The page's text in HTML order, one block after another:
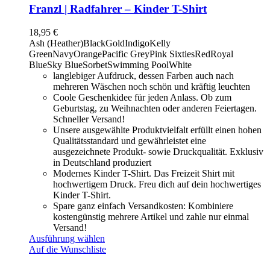
Franzl | Radfahrer – Kinder T-Shirt
18,95 €
Ash (Heather)BlackGoldIndigoKelly
GreenNavyOrangePacific GreyPink SixtiesRedRoyal
BlueSky BlueSorbetSwimming PoolWhite
langlebiger Aufdruck, dessen Farben auch nach
mehreren Wäschen noch schön und kräftig leuchten
Coole Geschenkidee für jeden Anlass. Ob zum
Geburtstag, zu Weihnachten oder anderen Feiertagen.
Schneller Versand!
Unsere ausgewählte Produktvielfalt erfüllt einen hohen
Qualitätsstandard und gewährleistet eine
ausgezeichnete Produkt- sowie Druckqualität. Exklusiv
in Deutschland produziert
Modernes Kinder T-Shirt. Das Freizeit Shirt mit
hochwertigem Druck. Freu dich auf dein hochwertiges
Kinder T-Shirt.
Spare ganz einfach Versandkosten: Kombiniere
kostengünstig mehrere Artikel und zahle nur einmal
Versand!
Ausführung wählen
Auf die Wunschliste